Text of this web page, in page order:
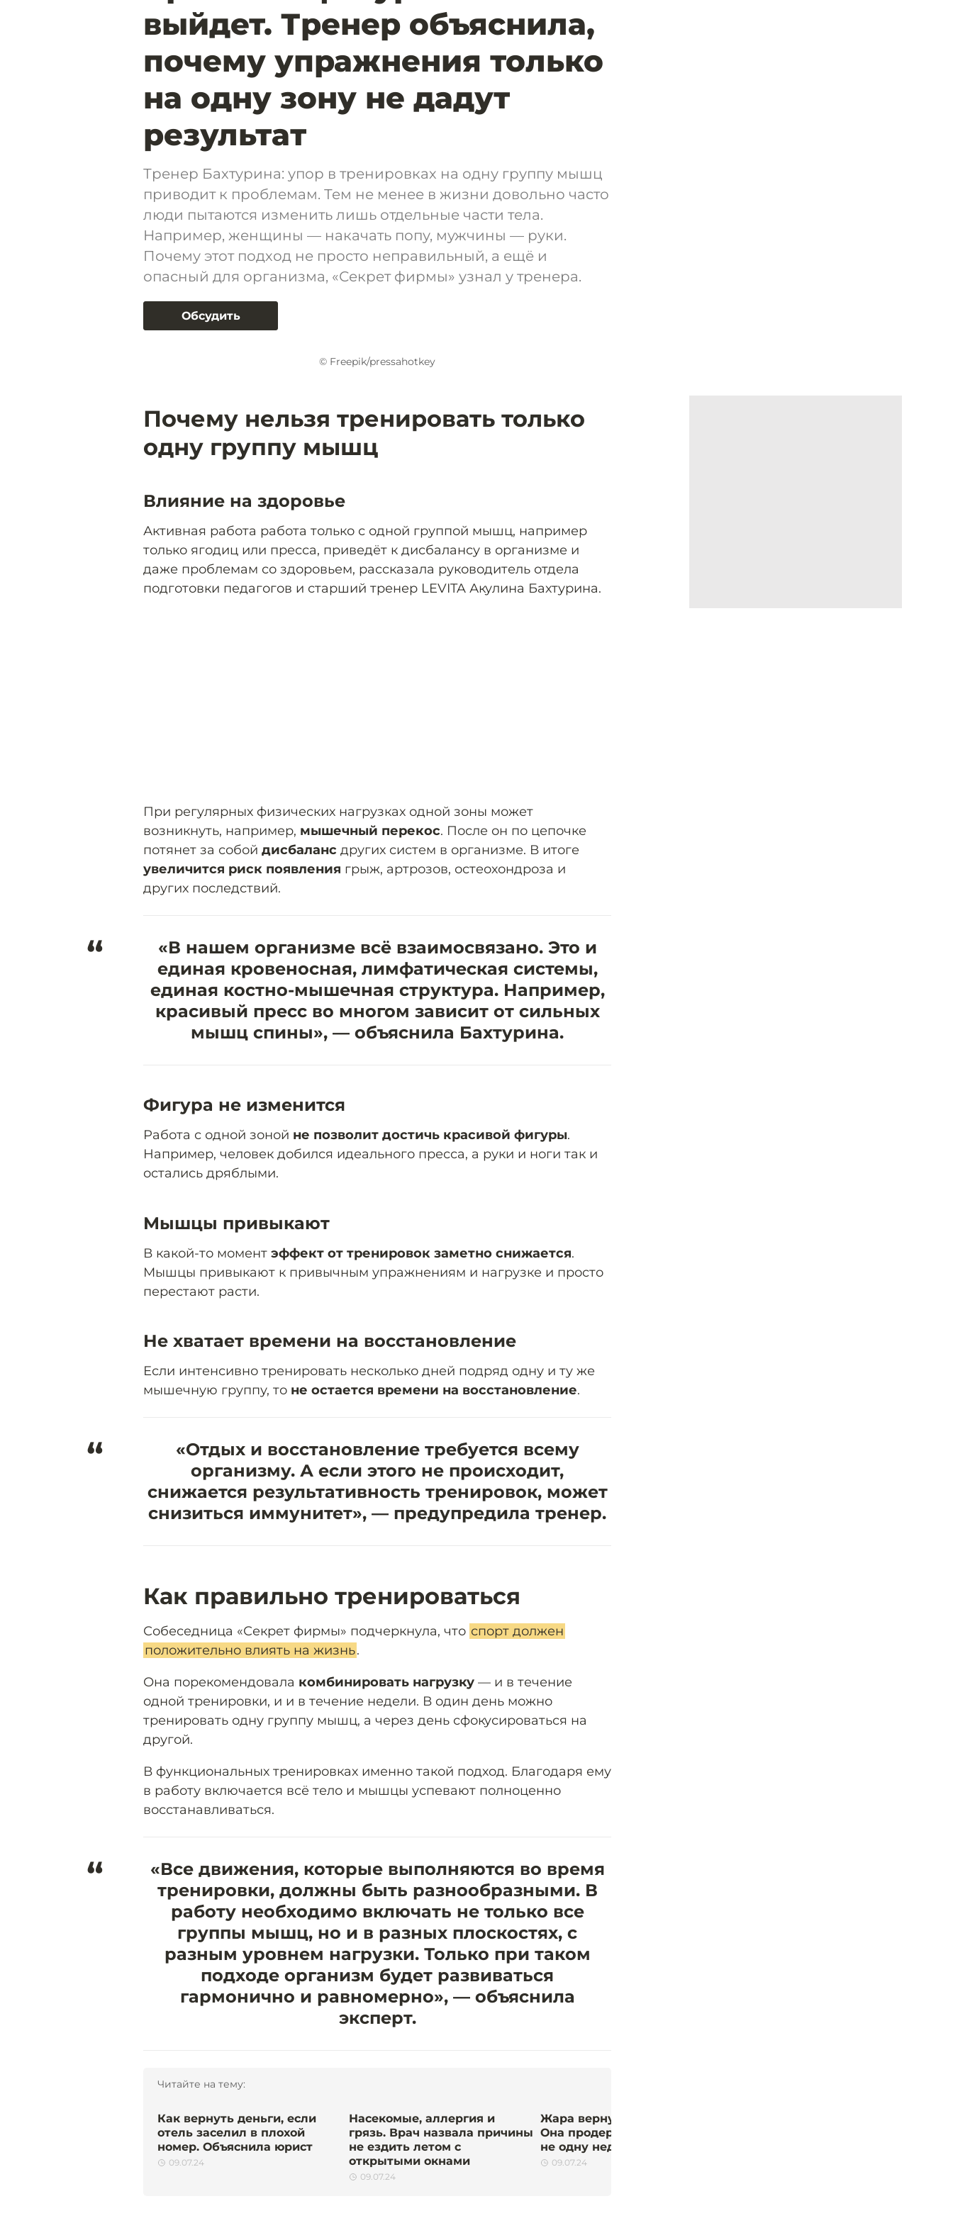
выйдет. Тренер объяснила,
почему упражнения только
на одну зону не дадут
результат
Тренер Бахтурина: упор в тренировках на одну группу мышц
приводит к проблемам. Тем не менее в жизни довольно часто
люди пытаются изменить лишь отдельные части тела.
Например, женщины — накачать попу, мужчины — руки.
Почему этот подход не просто неправильный, а ещё и
опасный для организма, «Секрет фирмы» узнал у тренера.
Обсудить
© Freepik/pressahotkey
Почему нельзя тренировать только
одну группу мышц
Влияние на здоровье
Активная работа работа только с одной группой мышц, например
только ягодиц или пресса, приведёт к дисбалансу в организме и
даже проблемам со здоровьем, рассказала руководитель отдела
подготовки педагогов и старший тренер LEVITA Акулина Бахтурина.
При регулярных физических нагрузках одной зоны может
возникнуть, например, мышечный перекос. После он по цепочке
потянет за собой дисбаланс других систем в организме. В итоге
увеличится риск появления грыж, артрозов, остеохондроза и
других последствий.
“
«В нашем организме всё взаимосвязано. Это и
единая кровеносная, лимфатическая системы,
единая костно-мышечная структура. Например,
красивый пресс во многом зависит от сильных
мышц спины», — объяснила Бахтурина.
Фигура не изменится
Работа с одной зоной не позволит достичь красивой фигуры.
Например, человек добился идеального пресса, а руки и ноги так и
остались дряблыми.
Мышцы привыкают
В какой-то момент эффект от тренировок заметно снижается.
Мышцы привыкают к привычным упражнениям и нагрузке и просто
перестают расти.
Не хватает времени на восстановление
Если интенсивно тренировать несколько дней подряд одну и ту же
мышечную группу, то не остается времени на восстановление.
“
«Отдых и восстановление требуется всему
организму. А если этого не происходит,
снижается результативность тренировок, может
снизиться иммунитет», — предупредила тренер.
Как правильно тренироваться
Собеседница «Секрет фирмы» подчеркнула, что спорт должен
положительно влиять на жизнь.
Она порекомендовала комбинировать нагрузку — и в течение
одной тренировки, и и в течение недели. В один день можно
тренировать одну группу мышц, а через день сфокусироваться на
другой.
В функциональных тренировках именно такой подход. Благодаря ему
в работу включается всё тело и мышцы успевают полноценно
восстанавливаться.
“
«Все движения, которые выполняются во время
тренировки, должны быть разнообразными. В
работу необходимо включать не только все
группы мышц, но и в разных плоскостях, с
разным уровнем нагрузки. Только при таком
подходе организм будет развиваться
гармонично и равномерно», — объяснила
эксперт.
Читайте на тему:
Как вернуть деньги, если
отель заселил в плохой
номер. Объяснила юрист
09.07.24
Насекомые, аллергия и
грязь. Врач назвала причины
не ездить летом с
открытыми окнами
09.07.24
Жара вернулась в Москву.
Она продержится в столице
не одну неделю
09.07.24